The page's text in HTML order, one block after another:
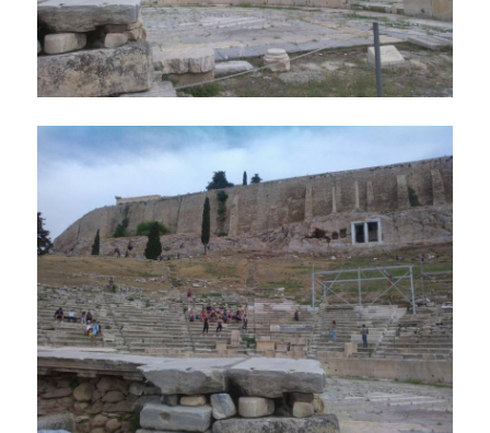
ΦΩΤΟΓΡΑΦΙΕΣ
ΜΜΕ
ΟΠΑ NEWS
ΤΟ ΣΚΑΣΙΑΡΧΕΙΟ
ΞΕΝΟΦΩΝ
ΕΘΝΙΚΟ ΜΟΥΣΕΙΟ ΣΥΓΧΡΟΝΗΣ ΤΕΧΝΗΣ
YOUTUBE
ΤΙ ΝΕΑ;